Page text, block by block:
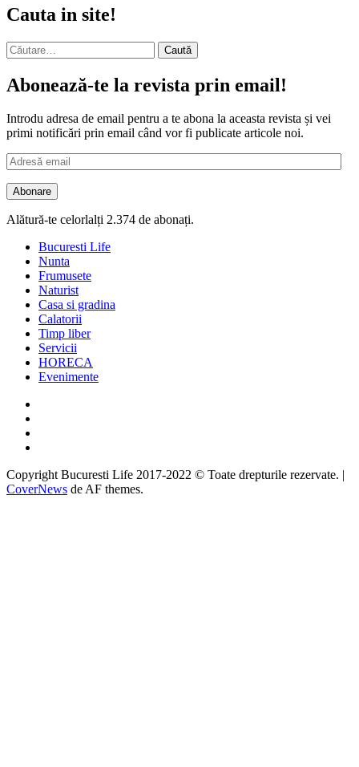
Cauta in site!
Caută
după:
Abonează-te la revista prin email!
Introdu adresa de email pentru a te abona la aceasta revista și vei
primi notificări prin email când vor fi publicate articole noi.
Adresă
email
Abonare
Alătură-te celorlalți 2.374 de abonați.
Bucuresti Life
Nunta
Frumusete
Naturist
Casa si gradina
Calatorii
Timp liber
Servicii
HORECA
Evenimente
Copyright Bucuresti Life 2017-2022 © Toate drepturile rezervate. |
CoverNews de AF themes.